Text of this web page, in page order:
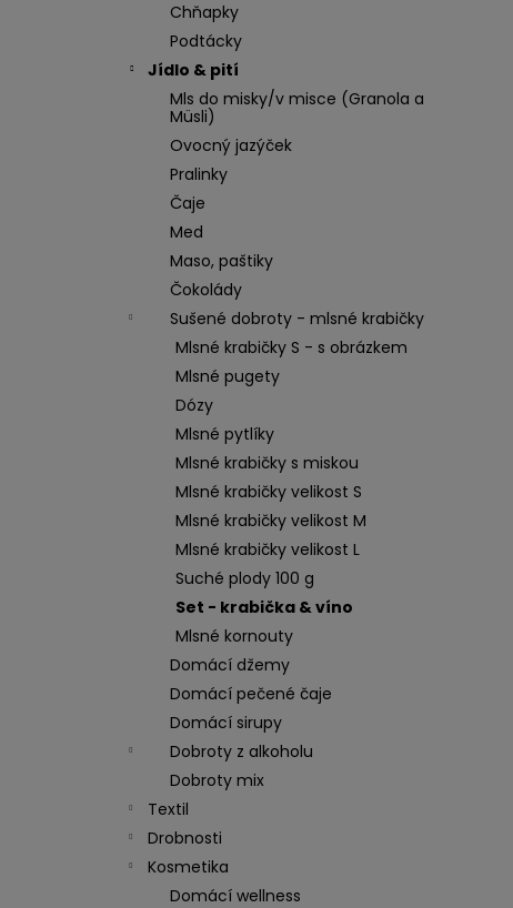
Chňapky
Podtácky
Jídlo & pití
Mls do misky/v misce (Granola a
Müsli)
Ovocný jazýček
Pralinky
Čaje
Med
Maso, paštiky
Čokolády
Sušené dobroty - mlsné krabičky
Mlsné krabičky S - s obrázkem
Mlsné pugety
Dózy
Mlsné pytlíky
Mlsné krabičky s miskou
Mlsné krabičky velikost S
Mlsné krabičky velikost M
Mlsné krabičky velikost L
Suché plody 100 g
Set - krabička & víno
Mlsné kornouty
Domácí džemy
Domácí pečené čaje
Domácí sirupy
Dobroty z alkoholu
Dobroty mix
Textil
Drobnosti
Kosmetika
Domácí wellness